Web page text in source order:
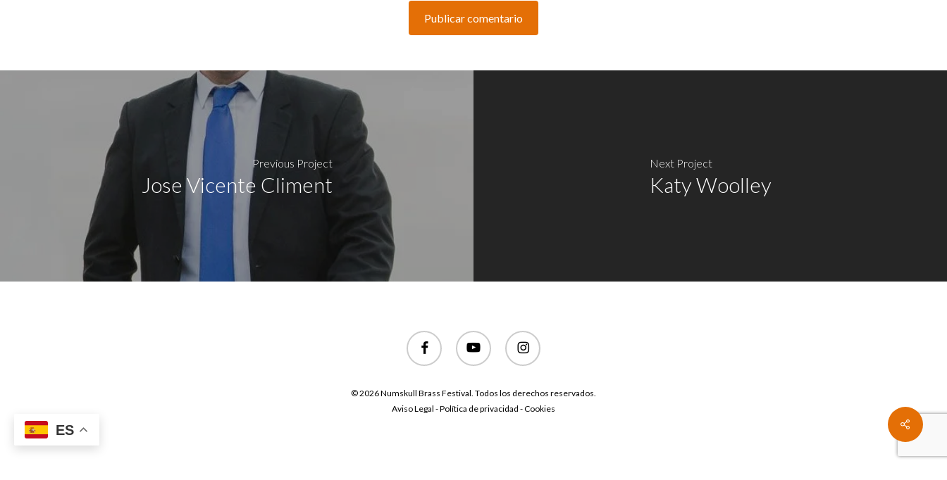
Previous Project
Jose Vicente Climent
Next Project
Katy Woolley
facebook youtube instagram
© 2026 Numskull Brass Festival. Todos los derechos reservados.
Aviso Legal - Política de privacidad - Cookies
ES